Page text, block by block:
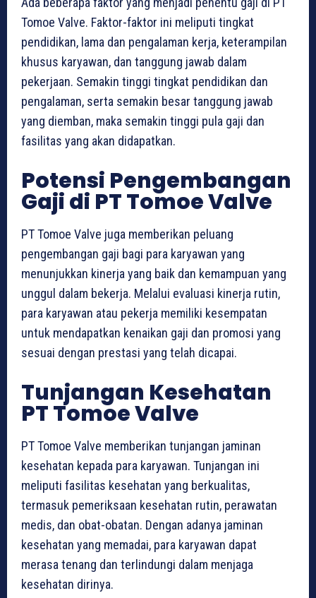
Tomoe Valve. Faktor-faktor ini meliputi tingkat
pendidikan, lama dan pengalaman kerja, keterampilan
khusus karyawan, dan tanggung jawab dalam
pekerjaan. Semakin tinggi tingkat pendidikan dan
pengalaman, serta semakin besar tanggung jawab
yang diemban, maka semakin tinggi pula gaji dan
fasilitas yang akan didapatkan.
Potensi Pengembangan
Gaji di PT Tomoe Valve
PT Tomoe Valve juga memberikan peluang
pengembangan gaji bagi para karyawan yang
menunjukkan kinerja yang baik dan kemampuan yang
unggul dalam bekerja. Melalui evaluasi kinerja rutin,
para karyawan atau pekerja memiliki kesempatan
untuk mendapatkan kenaikan gaji dan promosi yang
sesuai dengan prestasi yang telah dicapai.
Tunjangan Kesehatan
PT Tomoe Valve
PT Tomoe Valve memberikan tunjangan jaminan
kesehatan kepada para karyawan. Tunjangan ini
meliputi fasilitas kesehatan yang berkualitas,
termasuk pemeriksaan kesehatan rutin, perawatan
medis, dan obat-obatan. Dengan adanya jaminan
kesehatan yang memadai, para karyawan dapat
merasa tenang dan terlindungi dalam menjaga
kesehatan dirinya.